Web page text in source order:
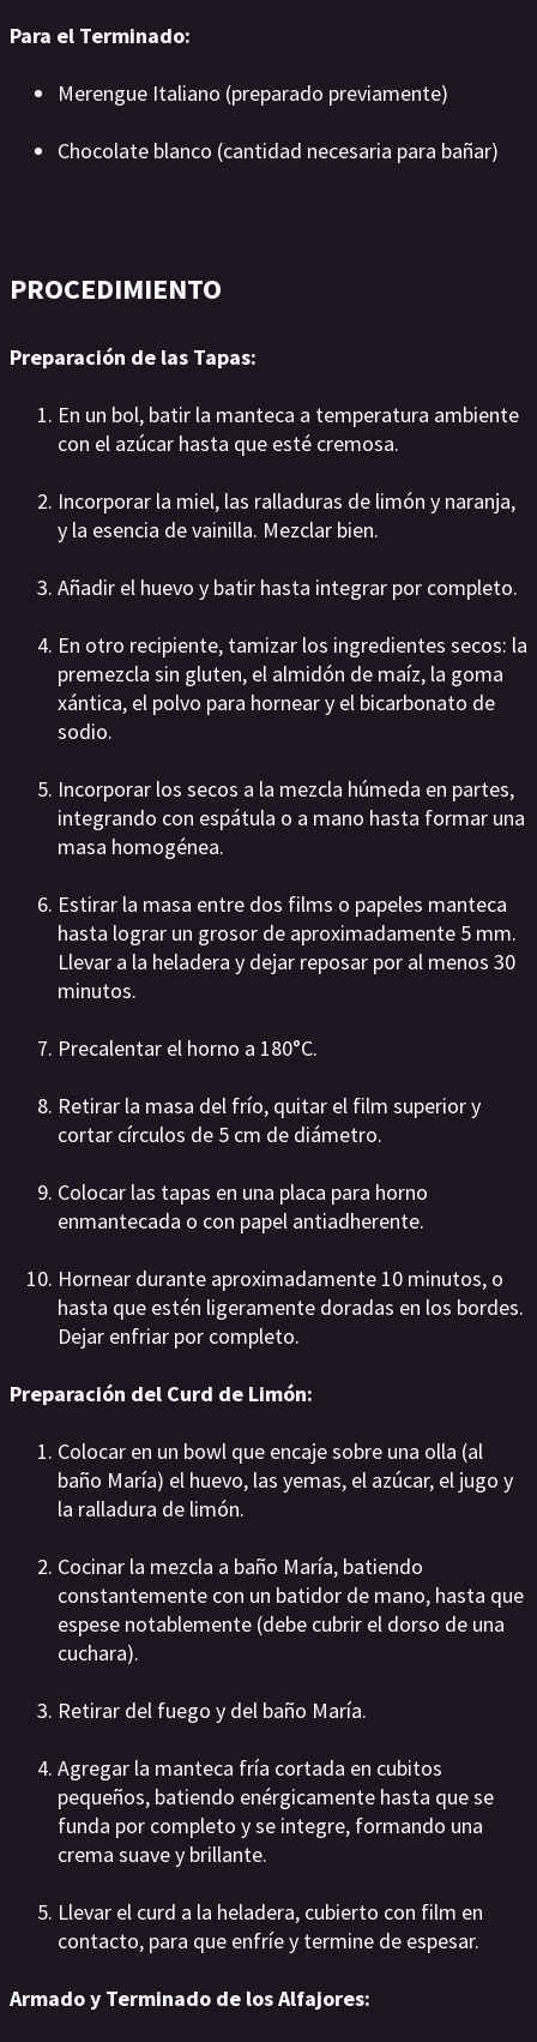
Para el Terminado:
Merengue Italiano (preparado previamente)
Chocolate blanco (cantidad necesaria para bañar)
PROCEDIMIENTO
Preparación de las Tapas:
En un bol, batir la manteca a temperatura ambiente
con el azúcar hasta que esté cremosa.
Incorporar la miel, las ralladuras de limón y naranja,
y la esencia de vainilla. Mezclar bien.
Añadir el huevo y batir hasta integrar por completo.
En otro recipiente, tamizar los ingredientes secos: la
premezcla sin gluten, el almidón de maíz, la goma
xántica, el polvo para hornear y el bicarbonato de
sodio.
Incorporar los secos a la mezcla húmeda en partes,
integrando con espátula o a mano hasta formar una
masa homogénea.
Estirar la masa entre dos films o papeles manteca
hasta lograr un grosor de aproximadamente 5 mm.
Llevar a la heladera y dejar reposar por al menos 30
minutos.
Precalentar el horno a 180°C.
Retirar la masa del frío, quitar el film superior y
cortar círculos de 5 cm de diámetro.
Colocar las tapas en una placa para horno
enmantecada o con papel antiadherente.
Hornear durante aproximadamente 10 minutos, o
hasta que estén ligeramente doradas en los bordes.
Dejar enfriar por completo.
Preparación del Curd de Limón:
Colocar en un bowl que encaje sobre una olla (al
baño María) el huevo, las yemas, el azúcar, el jugo y
la ralladura de limón.
Cocinar la mezcla a baño María, batiendo
constantemente con un batidor de mano, hasta que
espese notablemente (debe cubrir el dorso de una
cuchara).
Retirar del fuego y del baño María.
Agregar la manteca fría cortada en cubitos
pequeños, batiendo enérgicamente hasta que se
funda por completo y se integre, formando una
crema suave y brillante.
Llevar el curd a la heladera, cubierto con film en
contacto, para que enfríe y termine de espesar.
Armado y Terminado de los Alfajores: